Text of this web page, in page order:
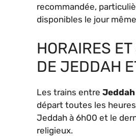
recommandée,
disponibles le jour
HORAIRES
DE JEDDAH
Les trains entre
départ toutes les
Jeddah à 6h00 et le
religieux.